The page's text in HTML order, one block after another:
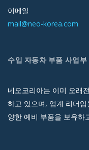
이메일
mail@neo-korea.com
수입 자동차 부품 사업부
네오코리아는 이미 오래
하고 있으며, 업계 리더
양한 예비 부품을 보유하